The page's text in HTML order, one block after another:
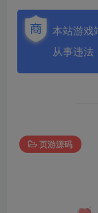
本站游戏
从事违法
页游源码